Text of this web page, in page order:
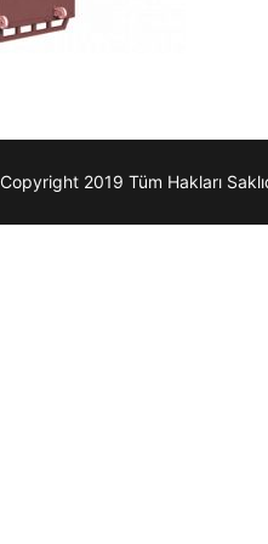
2019 Tüm Hakları